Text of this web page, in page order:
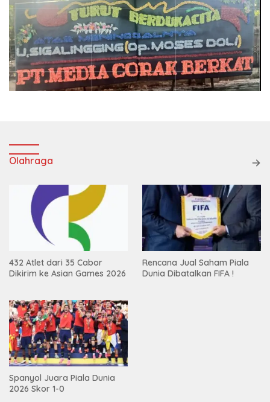
Olahraga
432 Atlet dari 35 Cabor
Dikirim ke Asian Games 2026
Rencana Jual Saham Piala
Dunia Dibatalkan FIFA !
Spanyol Juara Piala Dunia
2026 Skor 1-0